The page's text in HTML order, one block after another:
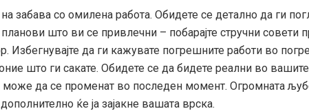
забава со омилена работа. Обидете се детално да ги
што ви се привлечни – побарајте стручни совети
Избегнувајте да ги кажувате погрешните работи во
што ги сакате. Обидете се да бидете реални во
може да се променат во последен момент. Огромната
ќе ја зајакне вашата врска.